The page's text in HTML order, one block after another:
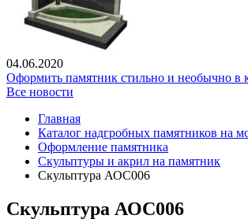
04.06.2020
Оформить памятник стильно и необычно в
Все новости
Главная
Каталог надгробных памятников на
Оформление памятника
Скульптуры и акрил на памятник
Скульптура АОС006
Скульптура АОС006